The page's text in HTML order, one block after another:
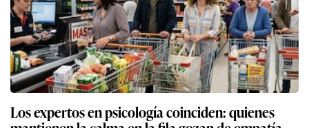
Los expertos en psicología coinciden: quienes